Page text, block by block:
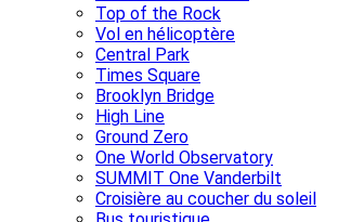
Top of the Rock
Vol en hélicoptère
Central Park
Times Square
Brooklyn Bridge
High Line
Ground Zero
One World Observatory
SUMMIT One Vanderbilt
Croisière au coucher du soleil